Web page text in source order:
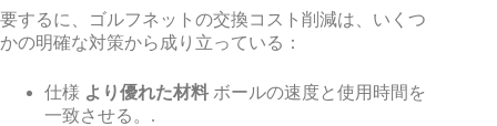
要するに、ゴルフネットの交換コスト削減は、いくつ
かの明確な対策から成り立っている：
仕様 より優れた材料 ボールの速度と使用時間を
一致させる。.